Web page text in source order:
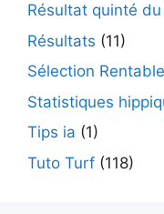
Résultat quinté
Résultats (11)
Sélection
Statistiques
Tips ia (1)
Tuto Turf (118)